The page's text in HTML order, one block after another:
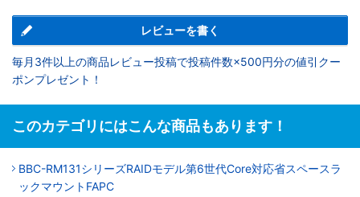
レビューを書く
毎月3件以上の商品レビュー投稿で投稿件数×500円分の値引クー
ポンプレゼント！
このカテゴリにはこんな商品もあります！
BBC-RM131シリーズRAIDモデル第6世代Core対応省スペースラ
ックマウントFAPC